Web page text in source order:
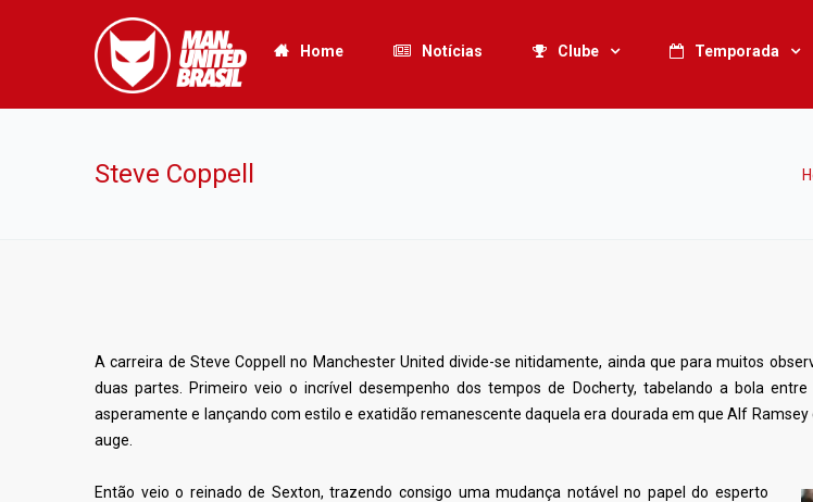
Home Notícias Clube Temporada
Steve Coppell
A carreira de Steve Coppell no Manchester United divide-se nitidamente, ainda que para muitos
duas partes. Primeiro veio o incrível desempenho dos tempos de Docherty, tabelando a bola
asperamente e lançando com estilo e exatidão remanescente daquela era dourada em que Alf Ramsey
auge.
Então veio o reinado de Sexton, trazendo consigo uma mudança notável no papel do esperto